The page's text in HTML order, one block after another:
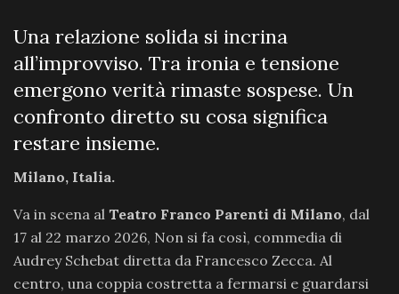
Una relazione solida si incrina
all’improvviso. Tra ironia e tensione
emergono verità rimaste sospese. Un
confronto diretto su cosa significa
restare insieme.
Milano, Italia.
Va in scena al Teatro Franco Parenti di Milano, dal
17 al 22 marzo 2026, Non si fa così, commedia di
Audrey Schebat diretta da Francesco Zecca. Al
centro, una coppia costretta a fermarsi e guardarsi